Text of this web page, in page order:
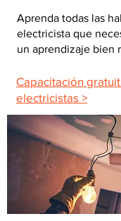
Aprenda todas las
electricista que
un aprendizaje bien
Capacitación
electricistas >